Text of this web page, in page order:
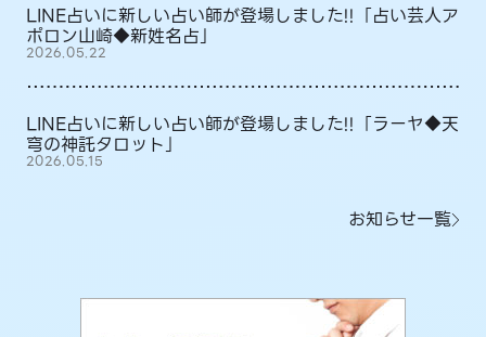
LINE占いに新しい占い師が登場しました!!「占い芸人ア
ポロン山崎◆新姓名占」
2026.05.22
LINE占いに新しい占い師が登場しました!!「ラーヤ◆天
穹の神託タロット」
2026.05.15
お知らせ一覧